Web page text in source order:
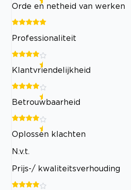
Orde en netheid van werken
Professionaliteit
Klantvriendelijkheid
Betrouwbaarheid
Oplossen klachten
N.v.t.
Prijs-/ kwaliteitsverhouding